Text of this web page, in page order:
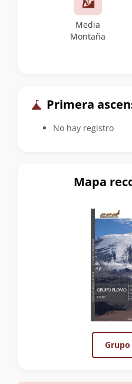
Media
Montaña
Primera
No hay registro
Mapa